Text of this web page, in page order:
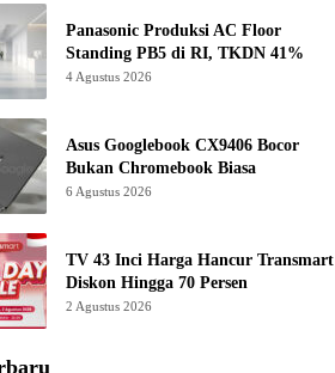
Panasonic Produksi AC Floor
Standing PB5 di RI, TKDN 41%
4 Agustus 2026
Asus Googlebook CX9406 Bocor
Bukan Chromebook Biasa
6 Agustus 2026
TV 43 Inci Harga Hancur Transmart
Diskon Hingga 70 Persen
2 Agustus 2026